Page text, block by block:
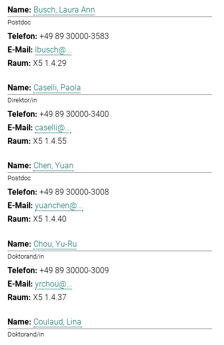
Busch, Laura Ann
Postdoc
+49 89 30000-3583
lbusch@...
X5 1.4.29
Caselli, Paola
Direktor/in
+49 89 30000-3400
caselli@...
X5 1.4.55
Chen, Yuan
Postdoc
+49 89 30000-3008
yuanchen@...
X5 1.4.40
Chou, Yu-Ru
Doktorand/in
+49 89 30000-3009
yrchou@...
X5 1.4.37
Coulaud, Lina
Doktorand/in